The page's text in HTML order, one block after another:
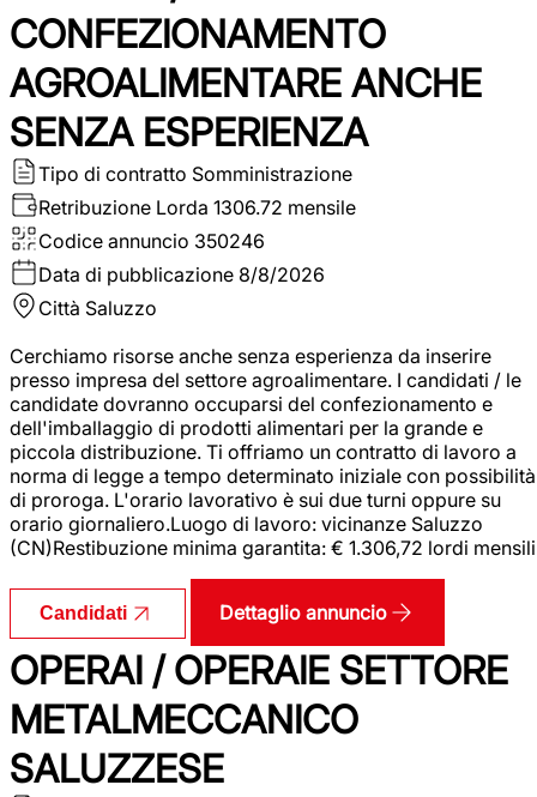
CONFEZIONAMENTO
AGROALIMENTARE ANCHE
SENZA ESPERIENZA
Tipo di contratto Somministrazione
Retribuzione Lorda 1306.72 mensile
Codice annuncio 350246
Data di pubblicazione 8/8/2026
Città Saluzzo
Cerchiamo risorse anche senza esperienza da inserire
presso impresa del settore agroalimentare. I candidati / le
candidate dovranno occuparsi del confezionamento e
dell'imballaggio di prodotti alimentari per la grande e
piccola distribuzione. Ti offriamo un contratto di lavoro a
norma di legge a tempo determinato iniziale con possibilità
di proroga. L'orario lavorativo è sui due turni oppure su
orario giornaliero.Luogo di lavoro: vicinanze Saluzzo
(CN)Restibuzione minima garantita: € 1.306,72 lordi mensili
Candidati Dettaglio annuncio
OPERAI / OPERAIE SETTORE
METALMECCANICO
SALUZZESE